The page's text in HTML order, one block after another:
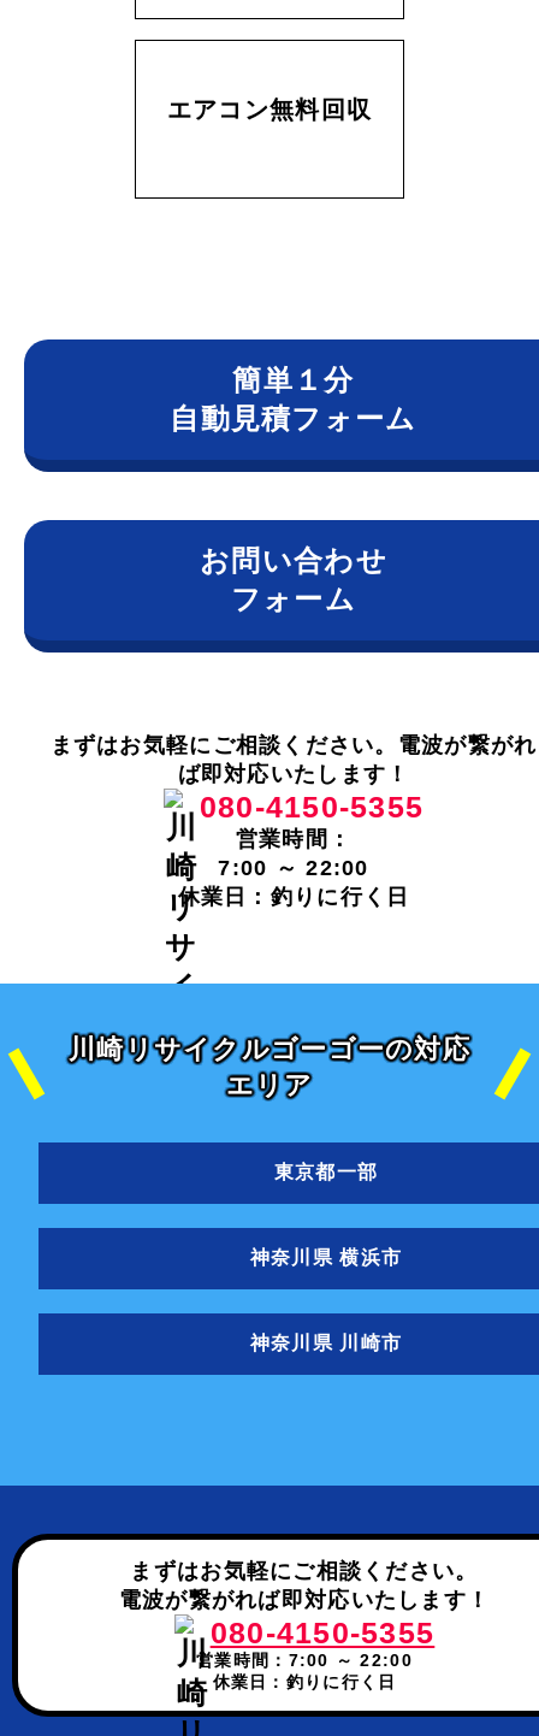
エアコン無料回収
簡単１分
自動見積フォーム
お問い合わせ
フォーム
まずはお気軽にご相談ください。電波が繋がれ
ば即対応いたします！
080-4150-5355
営業時間：
7:00 ～ 22:00
休業日：釣りに行く日
川崎リサイクルゴーゴーの対応
エリア
東京都一部
神奈川県 横浜市
神奈川県 川崎市
まずはお気軽にご相談ください。
電波が繋がれば即対応いたします！
080-4150-5355
営業時間：7:00 ～ 22:00
休業日：釣りに行く日